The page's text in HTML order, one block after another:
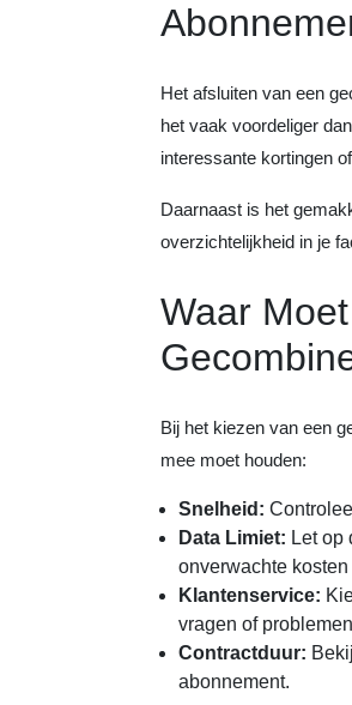
Het afsluiten van een
het vaak voordeliger
interessante kortingen
Daarnaast is het
overzichtelijkheid in je
Waar
Bij het kiezen van een
mee moet houden:
Snelheid:
Data Limiet: Let op
onverwachte
Klantenservice:
vragen of
Contractduur:
abonnement.